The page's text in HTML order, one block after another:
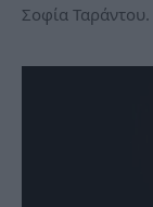
Σοφία